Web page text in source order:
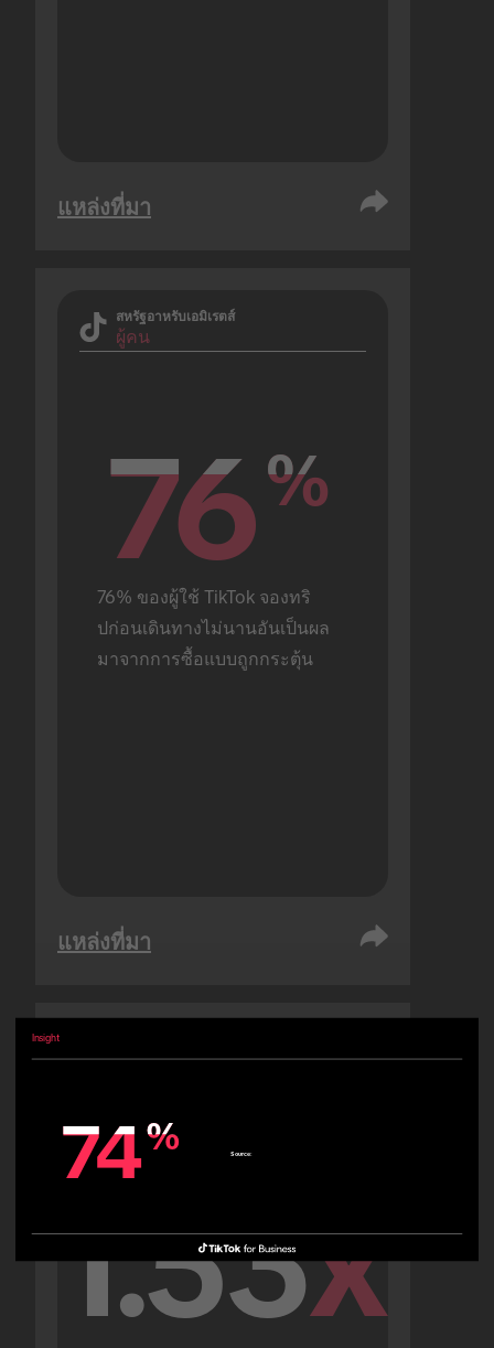
แหล่งที่มา
สหรัฐอาหรับเอมิเรตส์
ผู้คน
76%
76%
76% ของผู้ใช้ TikTok จองทริ
ปก่อนเดินทางไม่นานอันเป็นผล
มาจากการซื้อแบบถูกกระตุ้น
แหล่งที่มา
1.53x
Insight
74%
74% Source: